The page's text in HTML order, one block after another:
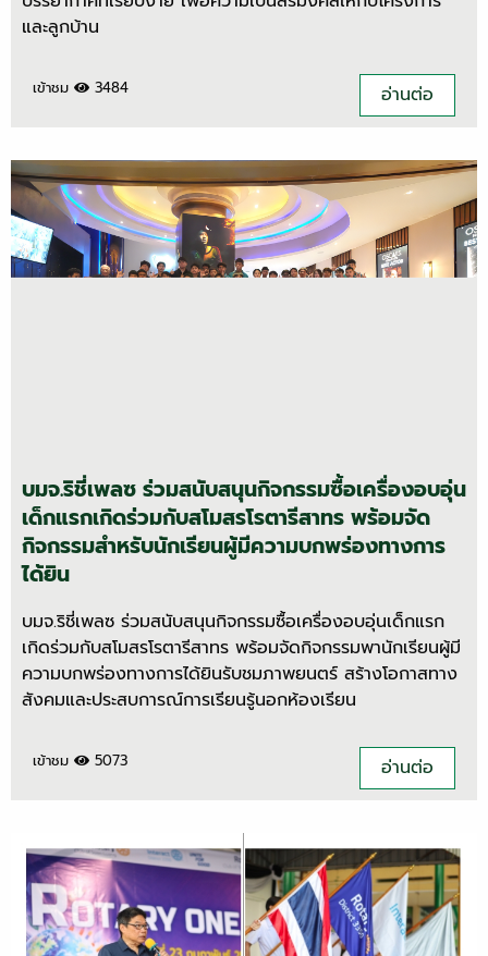
และลูกบ้าน
เข้าชม 3484 อ่านต่อ
บมจ.ริชี่เพลซ ร่วมสนับสนุนกิจกรรมซื้อเครื่องอบอุ่น
เด็กแรกเกิดร่วมกับสโมสรโรตารีสาทร พร้อมจัด
กิจกรรมสำหรับนักเรียนผู้มีความบกพร่องทางการ
ได้ยิน
บมจ.ริชี่เพลซ ร่วมสนับสนุนกิจกรรมซื้อเครื่องอบอุ่นเด็กแรก
เกิดร่วมกับสโมสรโรตารีสาทร พร้อมจัดกิจกรรมพานักเรียนผู้มี
ความบกพร่องทางการได้ยินรับชมภาพยนตร์ สร้างโอกาสทาง
สังคมและประสบการณ์การเรียนรู้นอกห้องเรียน
เข้าชม 5073 อ่านต่อ